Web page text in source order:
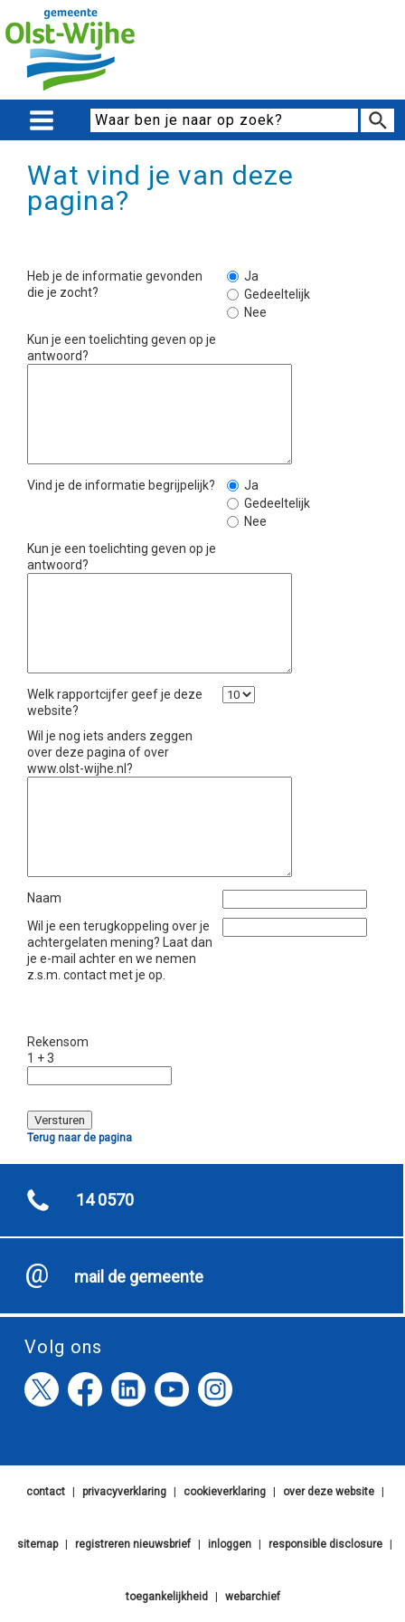
Wat vind je van deze
pagina?
Heb je de informatie gevonden
die je zocht?
Ja
Gedeeltelijk
Nee
Kun je een toelichting geven op je
antwoord?
Vind je de informatie begrijpelijk?
Ja
Gedeeltelijk
Nee
Kun je een toelichting geven op je
antwoord?
Welk rapportcijfer geef je deze
website?
Wil je nog iets anders zeggen
over deze pagina of over
www.olst-wijhe.nl?
Naam
Wil je een terugkoppeling over je
achtergelaten mening? Laat dan
je e-mail achter en we nemen
z.s.m. contact met je op.
Rekensom
1 + 3
Terug naar de pagina
14 0570
mail de gemeente
Volg ons
contact privacyverklaring cookieverklaring over deze website
sitemap registreren nieuwsbrief inloggen responsible disclosure
toegankelijkheid webarchief